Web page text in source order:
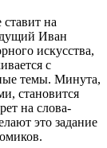
ставит на
Иван
искусства,
с
темы. Минута,
становится
на слова-
это задание